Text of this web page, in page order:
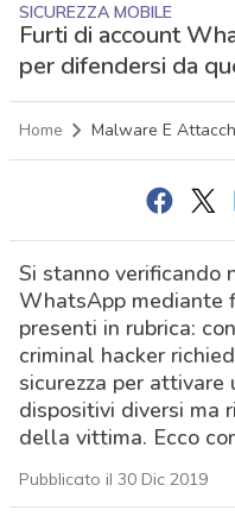
SICUREZZA MOBILE
Furti di account
per difendersi da
Home Malware E
Si stanno verificando
WhatsApp mediante
presenti in rubrica:
criminal hacker
sicurezza per attivare
dispositivi diversi ma
della vittima. Ecco
Pubblicato il 30 Dic 2019